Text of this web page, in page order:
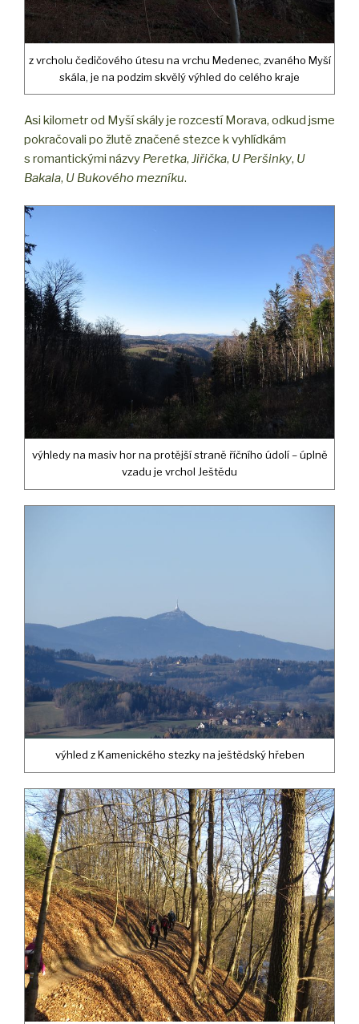
z vrcholu čedičového útesu na vrchu Medenec, zvaného Myší
skála, je na podzim skvělý výhled do celého kraje
Asi kilometr od Myší skály je rozcestí Morava, odkud jsme
pokračovali po žlutě značené stezce k vyhlídkám
s romantickými názvy Peretka, Jiřička, U Peršinky, U
Bakala, U Bukového mezníku.
výhledy na masiv hor na protější straně říčního údolí – úplně
vzadu je vrchol Ještědu
výhled z Kamenického stezky na ještědský hřeben